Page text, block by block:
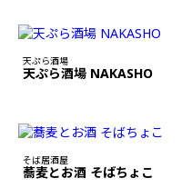
天ぷら酒場
天ぷら酒場 NAKASHO
そば居酒屋
蕎麦とお酒 そばちょこ